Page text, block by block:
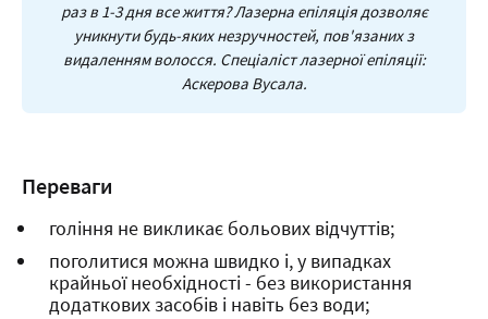
раз в 1-3 дня все життя? Лазерна епіляція дозволяє
уникнути будь-яких незручностей, пов'язаних з
видаленням волосся. Спеціаліст лазерної епіляції:
Аскерова Вусала.
Переваги
гоління не викликає больових відчуттів;
поголитися можна швидко і, у випадках
крайньої необхідності - без використання
додаткових засобів і навіть без води;